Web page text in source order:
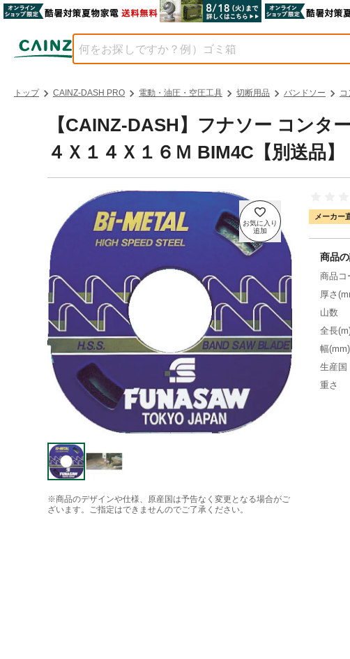
トップ CAINZ-DASH PRO 電動・油圧・空圧工具 切断用品 バンドソー
【CAINZ-DASH】フナソー コンタ
４Ｘ１４Ｘ１６Ｍ BIM4C【別送品】
※商品のデザインや仕様、原産国は予告なく変更となる場合がご
ざいます。ご指定はできませんのでご了承ください。
メーカー
商品
商品コ
厚さ
山数
全長
幅(mm)
生産国
重さ